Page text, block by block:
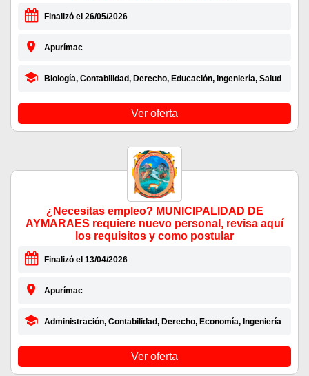
Finalizó el 26/05/2026
Apurímac
Biología, Contabilidad, Derecho, Educación, Ingeniería, Salud
Ver oferta
¿Necesitas empleo? MUNICIPALIDAD DE
AYMARAES requiere nuevo personal, revisa aquí
los requisitos y como postular
Finalizó el 13/04/2026
Apurímac
Administración, Contabilidad, Derecho, Economía, Ingeniería
Ver oferta